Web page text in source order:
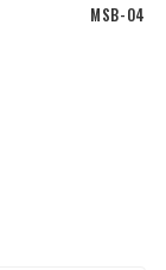
MSB-04